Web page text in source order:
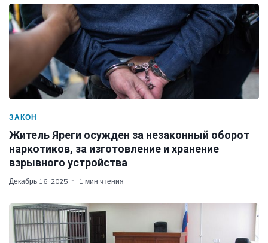
ЗАКОН
Житель Яреги осужден за незаконный оборот
наркотиков, за изготовление и хранение
взрывного устройства
Декабрь 16, 2025 1 мин чтения